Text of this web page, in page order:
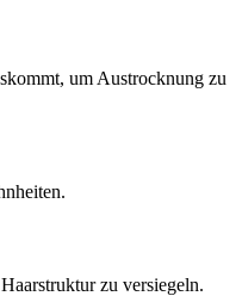
um Austrocknung zu
zu versiegeln.